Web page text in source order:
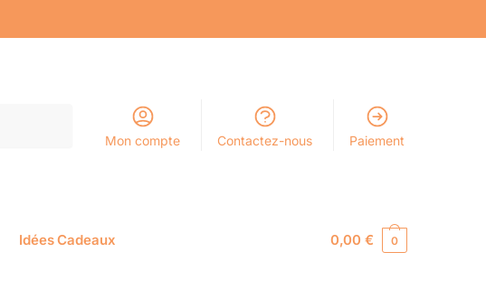
Mon compte Contactez-nous Paiement
Idées Cadeaux 0,00€ 0